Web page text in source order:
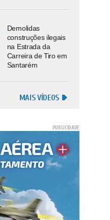
Demolidas
construções ilegais
na Estrada da
Carreira de Tiro em
Santarém
MAIS VÍDEOS